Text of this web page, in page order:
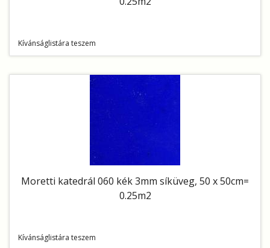
Kívánságlistára teszem
Moretti katedrál 060 kék 3mm síküveg, 50 x 50cm=
0.25m2
Kívánságlistára teszem